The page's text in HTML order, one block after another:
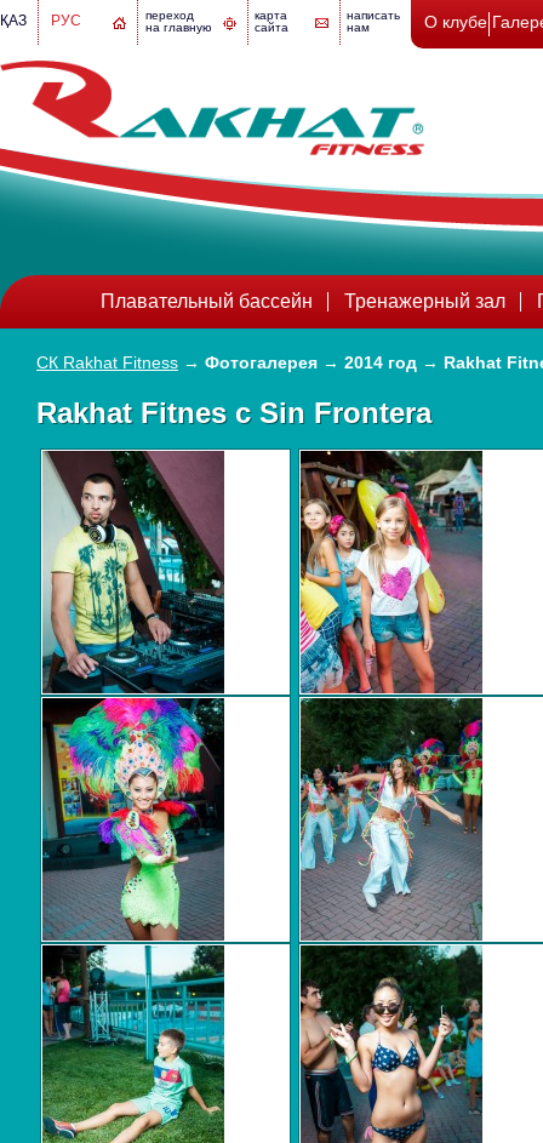
переход
на главную
карта
сайта
написать
нам
ҚАЗ РУС О клубе
Плавательный бассейн Тренажерный зал
СК Rakhat Fitness → Фотогалерея → 2014 год → Rakhat
Rakhat Fitnes c Sin Frontera